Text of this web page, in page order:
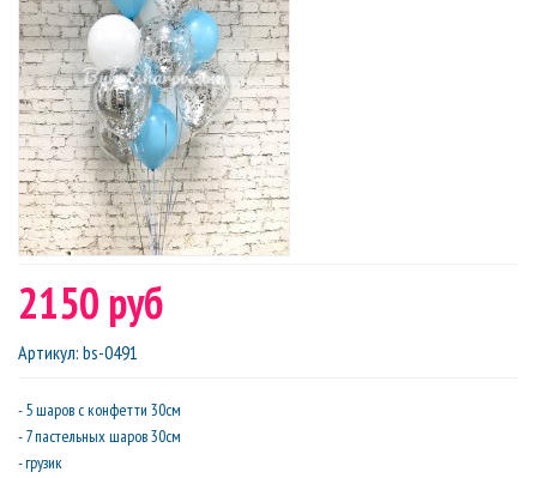
2150 руб
Артикул: bs-0491
- 5 шаров с конфетти 30см
- 7 пастельных шаров 30см
- грузик